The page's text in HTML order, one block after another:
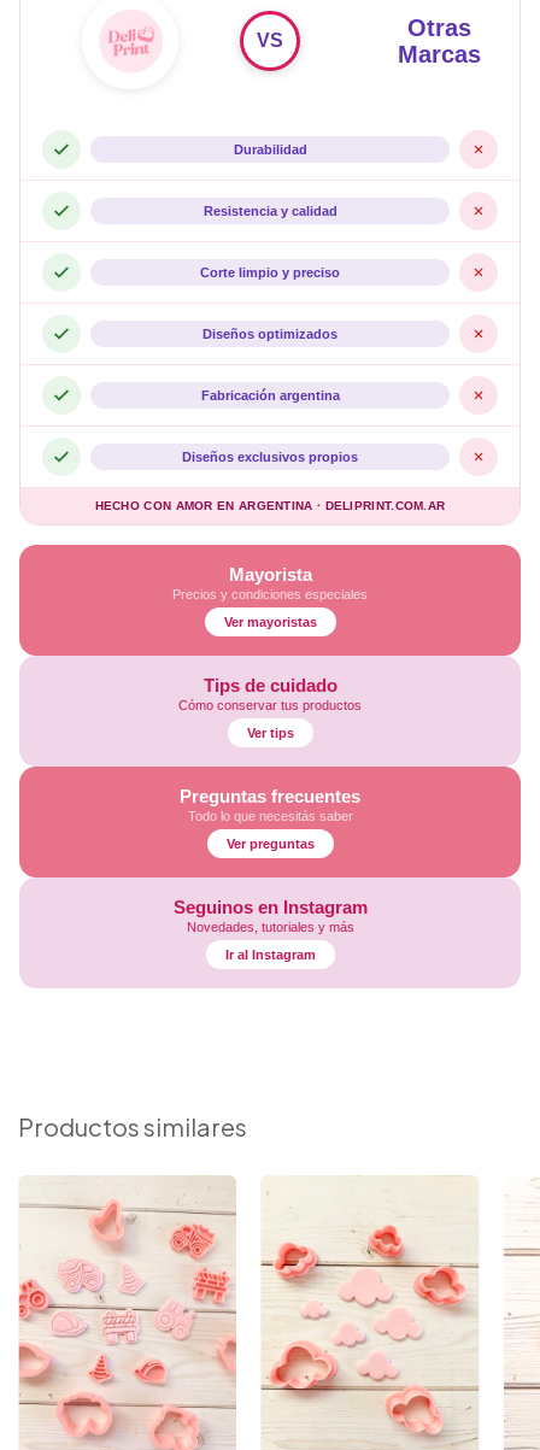
Mayorista
Precios y condiciones especiales
Ver mayoristas
Tips de cuidado
Cómo conservar tus productos
Ver tips
Preguntas frecuentes
Todo lo que necesitás saber
Ver preguntas
Seguinos en Instagram
Novedades, tutoriales y más
Ir al Instagram
Otras
Marcas
VS
Durabilidad
Resistencia y calidad
Corte limpio y preciso
Diseños optimizados
Fabricación argentina
Diseños exclusivos propios
HECHO CON AMOR EN ARGENTINA · DELIPRINT.COM.AR
Productos similares